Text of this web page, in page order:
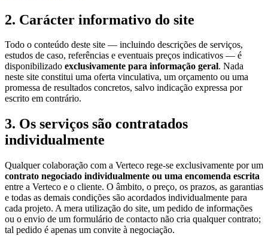
2. Carácter informativo do site
Todo o conteúdo deste site — incluindo descrições de serviços,
estudos de caso, referências e eventuais preços indicativos — é
disponibilizado exclusivamente para informação geral. Nada
neste site constitui uma oferta vinculativa, um orçamento ou uma
promessa de resultados concretos, salvo indicação expressa por
escrito em contrário.
3. Os serviços são contratados
individualmente
Qualquer colaboração com a Verteco rege-se exclusivamente por um
contrato negociado individualmente ou uma encomenda escrita
entre a Verteco e o cliente. O âmbito, o preço, os prazos, as garantias
e todas as demais condições são acordados individualmente para
cada projeto. A mera utilização do site, um pedido de informações
ou o envio de um formulário de contacto não cria qualquer contrato;
tal pedido é apenas um convite à negociação.